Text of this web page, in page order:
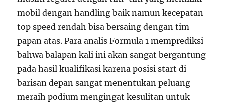
mobil dengan handling baik namun kecepatan
top speed rendah bisa bersaing dengan tim
papan atas. Para analis Formula 1 memprediksi
bahwa balapan kali ini akan sangat bergantung
pada hasil kualifikasi karena posisi start di
barisan depan sangat menentukan peluang
meraih podium mengingat kesulitan untuk